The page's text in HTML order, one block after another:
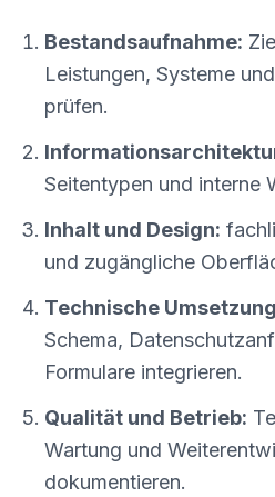
Bestandsaufnahme:
Leistungen, Systeme
prüfen.
Seitentypen und interne
Inhalt und Design:
und zugängliche
Technische
Schema,
Formulare integrieren.
Qualität und Betrieb:
Wartung und
dokumentieren.